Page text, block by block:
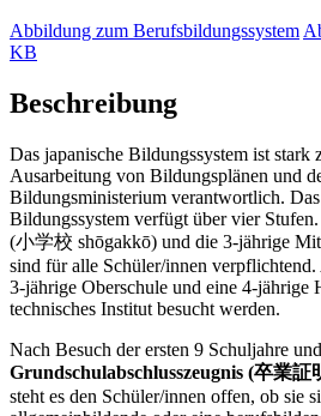
Abbildung zum Berufsbildungssystem
KB
Beschreibung
Das japanische Bildungssystem ist stark
Ausarbeitung von Bildungsplänen und
Bildungsministerium verantwortlich.
Bildungssystem verfügt über vier
(小学校 shōgakkō) und die 3-jährige
sind für alle Schüler/innen
3-jährige Oberschule und eine 4-jährige
technisches Institut besucht werden.
Nach Besuch der ersten 9 Schuljahre
Grundschulabschlusszeugnis (卒業証
steht es den Schüler/innen offen, ob sie